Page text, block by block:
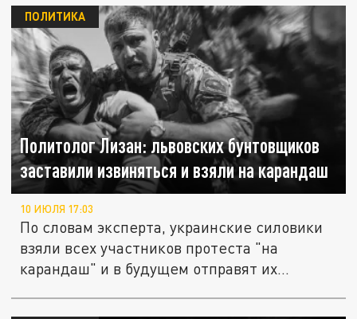
Политолог Лизан: львовских бунтовщиков
заставили извиняться и взяли на карандаш
ПОЛИТИКА
10 ИЮЛЯ 17:03
По словам эксперта, украинские силовики
взяли всех участников протеста "на
карандаш" и в будущем отправят их...